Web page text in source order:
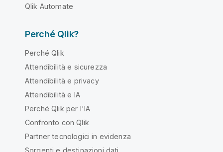
Qlik Automate
Perché Qlik?
Perché Qlik
Attendibilità e sicurezza
Attendibilità e privacy
Attendibilità e IA
Perché Qlik per l'IA
Confronto con Qlik
Partner tecnologici in evidenza